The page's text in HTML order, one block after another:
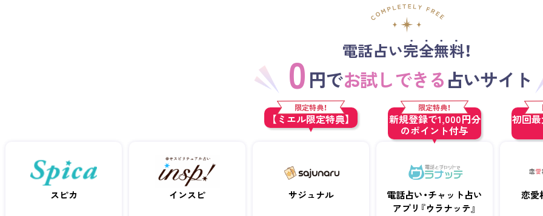
電話占い完全無料！
0 円でお試しできる占いサイト
スピカ インスピ
限定特典！
【ミエル限定特典】
サジュナル
限定特典！
新規登録で1,000円分
のポイント付与
電話占い・チャット占い
アプリ『ウラナッテ』
初回
恋愛